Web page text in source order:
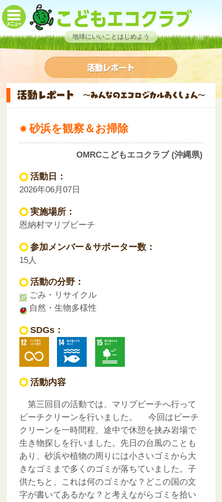
地球にいいことはじめよう
砂浜を観察＆お掃除
OMRCこどもエコクラブ (沖縄県)
活動日：
2026年06月07日
実施場所：
恩納村マリブビーチ
参加メンバー＆サポーター数：
15人
活動の分野：
ごみ・リサイクル
自然・生物多様性
SDGs：
活動内容
第三回目の活動では、マリブビーチへ行って
ビーチクリーンを行いました。
今回はビーチ
クリーンを一時間程、途中で休憩を挟み岩場で
生き物探しを行いました。先日の台風のことも
あり、砂浜や植物の周りには小さいゴミから大
きなゴミまで多くのゴミが落ちていました。子
供たちと、これは何のゴミかな？どこの国の文
字が書いてあるかな？と考えながらゴミを拾い